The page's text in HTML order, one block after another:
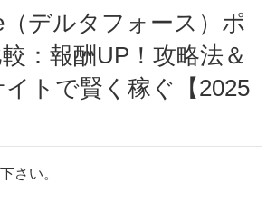
：報酬UP！攻略法＆
トで賢く稼ぐ【2025
さい。